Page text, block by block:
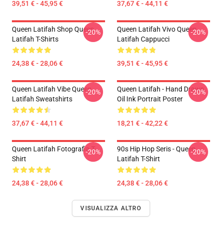
39,51 € - 45,95 € 37,67 € - 44,11 €
Queen Latifah Shop Queen
Latifah T-Shirts
24,38 € - 28,06 €
-20%
Queen Latifah Vivo Queen
Latifah Cappucci
39,51 € - 45,95 €
-20%
Queen Latifah Vibe Queen
Latifah Sweatshirts
37,67 € - 44,11 €
-20%
Queen Latifah - Hand Drawn
Oil Ink Portrait Poster
18,21 € - 42,22 €
-20%
Queen Latifah Fotografia T-
Shirt
24,38 € - 28,06 €
-20%
90s Hip Hop Seris - Queen
Latifah T-Shirt
24,38 € - 28,06 €
-20%
VISUALIZZA ALTRO